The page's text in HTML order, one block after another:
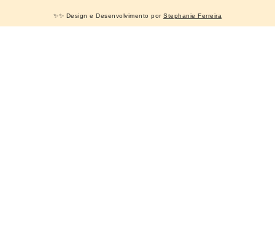
✨✨ Design e Desenvolvimento por Stephanie Ferreira